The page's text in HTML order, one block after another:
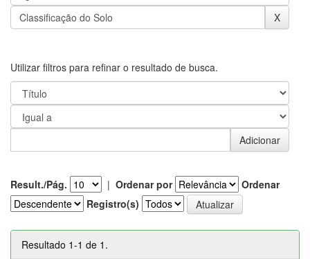
Utilizar filtros para refinar o resultado de busca.
Result./Pág. | Ordenar por
Ordenar
Registro(s)
Resultado 1-1 de 1.